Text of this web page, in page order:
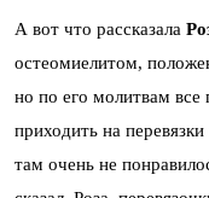
А вот что рассказала
остеомиелитом,
но по его молитвам
приходить на
там очень не